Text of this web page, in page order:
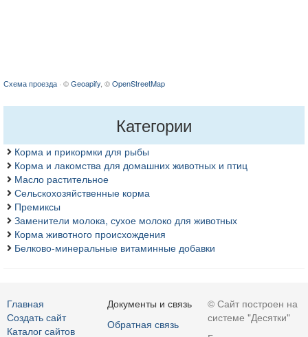
Схема проезда · ©Geoapify, ©OpenStreetMap
Категории
Корма и прикормки для рыбы
Корма и лакомства для домашних животных и птиц
Масло растительное
Сельскохозяйственные корма
Премиксы
Заменители молока, сухое молоко для животных
Корма животного происхождения
Белково-минеральные витаминные добавки
Главная
Создать сайт
Каталог сайтов
Документы и связь
Обратная связь
© Сайт построен на
системе "Десятки"